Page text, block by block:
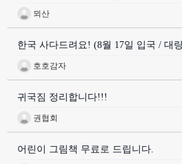
뫼산
한국 사다드려요! (8월 17일 입국 /
호호감자
귀국짐 정리합니다!!!
권협회
어린이 그림책 무료로 드립니다.